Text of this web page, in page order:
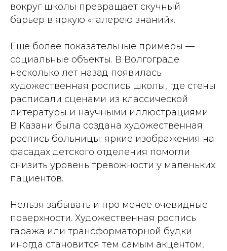
вокруг школы превращает скучный
барьер в яркую «галерею знаний».
Еще более показательные примеры —
социальные объекты. В Волгограде
несколько лет назад появилась
художественная роспись школы, где стены
расписали сценами из классической
литературы и научными иллюстрациями.
В Казани была создана художественная
роспись больницы: яркие изображения на
фасадах детского отделения помогли
снизить уровень тревожности у маленьких
пациентов.
Нельзя забывать и про менее очевидные
поверхности. Художественная роспись
гаража или трансформаторной будки
иногда становится тем самым акцентом,